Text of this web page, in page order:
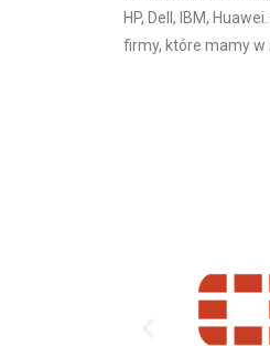
HP, Dell, IBM,
firmy, które mamy w